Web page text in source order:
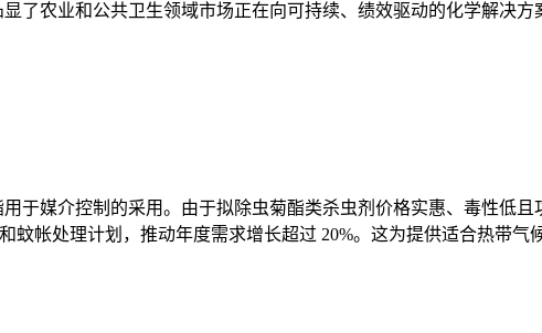
了农业和公共卫生领域市场正在向可持续、绩效驱动的化学解决方
于媒介控制的采用。由于拟除虫菊酯类杀虫剂价格实惠、毒性低且
帐处理计划，推动年度需求增长超过 20%。这为提供适合热带